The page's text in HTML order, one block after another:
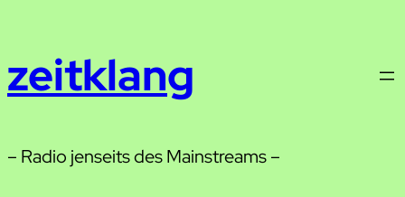
springen
zeitklang
– Radio jenseits des Mainstreams –